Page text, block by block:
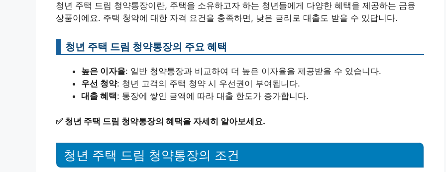
청년 주택 드림 청약통장이란, 주택을 소유하고자 하는 청년들에게 다양한 혜택을 제공하는 금융
상품이에요. 주택 청약에 대한 자격 요건을 충족하면, 낮은 금리로 대출도 받을 수 있답니다.
청년 주택 드림 청약통장의 주요 혜택
높은 이자율: 일반 청약통장과 비교하여 더 높은 이자율을 제공받을 수 있습니다.
우선 청약: 청년 고객의 주택 청약 시 우선권이 부여됩니다.
대출 혜택: 통장에 쌓인 금액에 따라 대출 한도가 증가합니다.
✅ 청년 주택 드림 청약통장의 혜택을 자세히 알아보세요.
청년 주택 드림 청약통장의 조건